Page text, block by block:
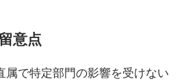
意点
属で特定部門の影響を受けない